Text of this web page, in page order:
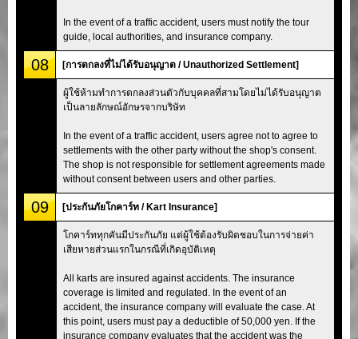
In the event of a traffic accident, users must notify the tour
guide, local authorities, and insurance company.
08 [การตกลงที่ไม่ได้รับอนุญาต / Unauthorized Settlement]
ผู้ใช้ห้ามทำการตกลงส่วนตัวกับบุคคลที่สามโดยไม่ได้รับอนุญาต
เป็นลายลักษณ์อักษรจากบริษัท
In the event of a traffic accident, users agree not to agree to
settlements with the other party without the shop's consent.
The shop is not responsible for settlement agreements made
without consent between users and other parties.
09 [ประกันภัยโกคาร์ท / Kart Insurance]
โกคาร์ททุกคันมีประกันภัย แต่ผู้ใช้ต้องรับผิดชอบในการจ่ายค่า
เสียหายส่วนแรกในกรณีที่เกิดอุบัติเหตุ
All karts are insured against accidents. The insurance
coverage is limited and regulated. In the event of an
accident, the insurance company will evaluate the case. At
this point, users must pay a deductible of 50,000 yen. If the
insurance company evaluates that the accident was the